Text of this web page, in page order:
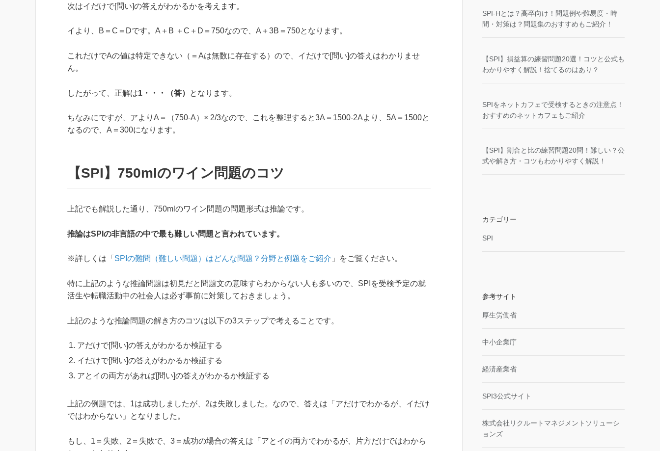
次はイだけで[問い]の答えがわかるかを考えます。
イより、B＝C＝Dです。A＋B ＋C＋D＝750なので、A＋3B＝750となります。
これだけでAの値は特定できない（＝Aは無数に存在する）ので、イだけで[問い]の答えはわかりませ
ん。
したがって、正解は1・・・（答） となります。
ちなみにですが、アよりA＝（750-A）× 2/3なので、これを整理すると3A＝1500-2Aより、5A＝1500と
なるので、A＝300になります。
【SPI】750mlのワイン問題のコツ
上記でも解説した通り、750mlのワイン問題の問題形式は推論です。
推論はSPIの非言語の中で最も難しい問題と言われています。
※詳しくは「 SPIの難問（難しい問題）はどんな問題？分野と例題をご紹介 」をご覧ください。
特に上記のような推論問題は初見だと問題文の意味すらわからない人も多いので、SPIを受検予定の就
活生や転職活動中の社会人は必ず事前に対策しておきましょう。
上記のような推論問題の解き方のコツは以下の3ステップで考えることです。
アだけで[問い]の答えがわかるか検証する
イだけで[問い]の答えがわかるか検証する
アとイの両方があれば[問い]の答えがわかるか検証する
上記の例題では、1は成功しましたが、2は失敗しました。なので、答えは「アだけでわかるが、イだけ
ではわからない」となりました。
もし、1＝失敗、2＝失敗で、3＝成功の場合の答えは「アとイの両方でわかるが、片方だけではわから
SPI-Hとは？高卒向け！問題例や難易度・時
間・対策は？問題集のおすすめもご紹介！
【SPI】損益算の練習問題20選！コツと公式も
わかりやすく解説！捨てるのはあり？
SPIをネットカフェで受検するときの注意点！
おすすめのネットカフェもご紹介
【SPI】割合と比の練習問題20問！難しい？公
式や解き方・コツもわかりやすく解説！
カテゴリー
SPI
参考サイト
厚生労働省
中小企業庁
経済産業省
SPI3公式サイト
株式会社リクルートマネジメントソリューシ
ョンズ